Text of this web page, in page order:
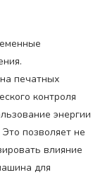
печатных
контроля
энергии
позволяет не
влияние
для